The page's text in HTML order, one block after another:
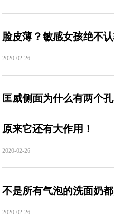
脸皮薄？敏感女孩绝不
2020-02-26
匡威侧面为什么有两个
原来它还有大作用！
2020-02-26
不是所有气泡的洗面奶
2020-02-26